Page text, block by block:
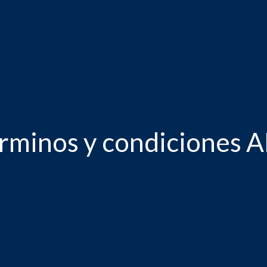
y condiciones